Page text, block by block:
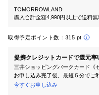
TOMORROWLAND
購入合計金額4,990円以上で送料無
取得予定ポイント数： 315 pt
提携クレジットカードで還元率
三井ショッピングパークカード《
お申し込み完了後、最短５分でご
今すぐお申し込み